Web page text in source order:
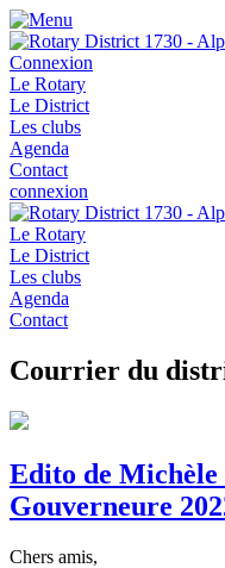
Connexion
Le Rotary
Le District
Les clubs
Agenda
Contact
connexion
Le Rotary
Le District
Les clubs
Agenda
Contact
Courrier du
Edito de
Gouverneure
Chers amis,